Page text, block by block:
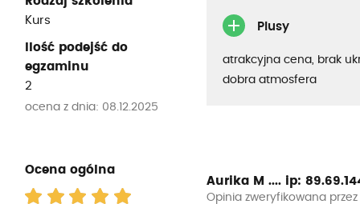
Kurs
Ilość podejść do
egzaminu
2
ocena z dnia: 08.12.2025
Plusy
atrakcyjna cena, brak
dobra atmosfera
Ocena ogólna
Aurika M .... ip:
Opinia zweryfikowana